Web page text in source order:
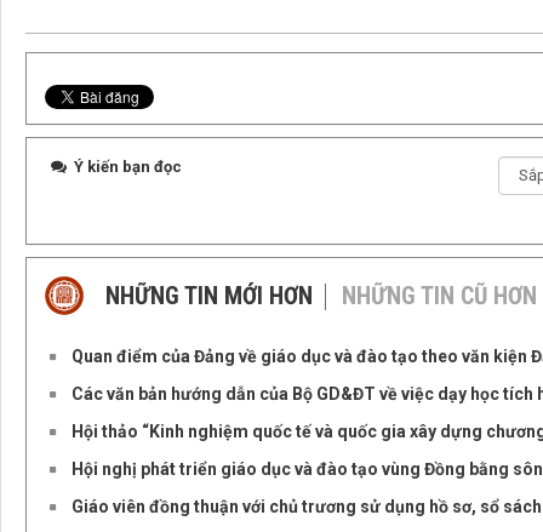
Ý kiến bạn đọc
NHỮNG TIN MỚI HƠN NHỮNG TIN CŨ HƠN
Quan điểm của Đảng về giáo dục và đào tạo theo văn kiện
Các văn bản hướng dẫn của Bộ GD&ĐT về việc dạy học tích
Hội thảo “Kinh nghiệm quốc tế và quốc gia xây dựng
Hội nghị phát triển giáo dục và đào tạo vùng Đồng bằng
Giáo viên đồng thuận với chủ trương sử dụng hồ sơ, sổ